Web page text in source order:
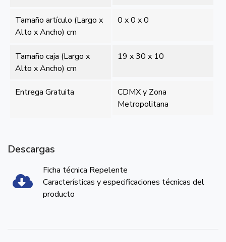
Tamaño artículo (Largo x
Alto x Ancho) cm
0 x 0 x 0
Tamaño caja (Largo x
Alto x Ancho) cm
19 x 30 x 10
Entrega Gratuita
CDMX y Zona
Metropolitana
Descargas
Ficha técnica Repelente
Características y especificaciones técnicas del
producto